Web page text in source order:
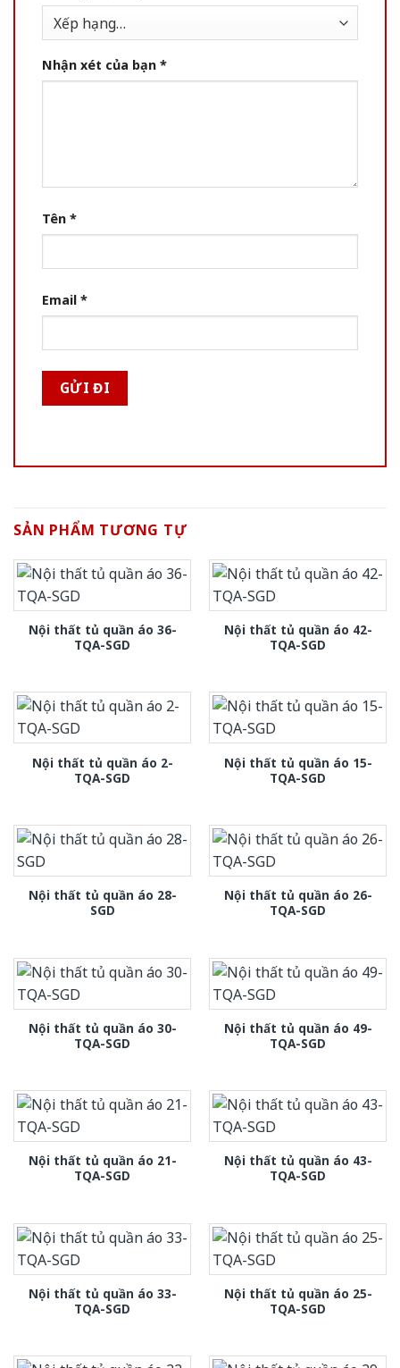
Nhận xét của bạn *
Tên *
Email *
SẢN PHẨM TƯƠNG TỰ
Nội thất tủ quần áo 36-
TQA-SGD
Nội thất tủ quần áo 42-
TQA-SGD
Nội thất tủ quần áo 2-
TQA-SGD
Nội thất tủ quần áo 15-
TQA-SGD
Nội thất tủ quần áo 28-
SGD
Nội thất tủ quần áo 26-
TQA-SGD
Nội thất tủ quần áo 30-
TQA-SGD
Nội thất tủ quần áo 49-
TQA-SGD
Nội thất tủ quần áo 21-
TQA-SGD
Nội thất tủ quần áo 43-
TQA-SGD
Nội thất tủ quần áo 33-
TQA-SGD
Nội thất tủ quần áo 25-
TQA-SGD